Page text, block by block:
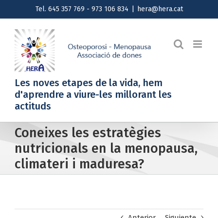
al
contenido
Tel. 645 357 769 - 973 106 834 hera@hera.cat
Les noves etapes de la vida, hem
d'aprendre a viure-les millorant les
actituds
Coneixes les estratègies
nutricionals en la menopausa,
climateri i maduresa?